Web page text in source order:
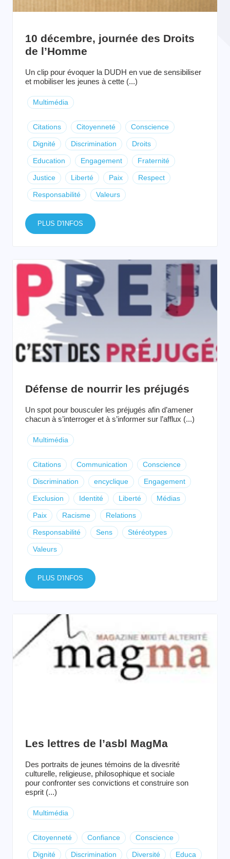
10 décembre, journée des Droits
de l’Homme
Un clip pour évoquer la DUDH en vue de sensibiliser
et mobiliser les jeunes à cette (...)
Multimédia
Citations Citoyenneté Conscience
Dignité Discrimination Droits
Education Engagement Fraternité
Justice Liberté Paix Respect
Responsabilité Valeurs
PLUS D'INFOS
Défense de nourrir les préjugés
Un spot pour bousculer les préjugés afin d’amener
chacun à s’interroger et à s’informer sur l’afflux (...)
Multimédia
Citations Communication Conscience
Discrimination encyclique Engagement
Exclusion Identité Liberté Médias
Paix Racisme Relations
Responsabilité Sens Stéréotypes
Valeurs
PLUS D'INFOS
Les lettres de l’asbl MagMa
Des portraits de jeunes témoins de la divesrité
culturelle, religieuse, philosophique et sociale
pour confronter ses convictions et construire son
esprit (...)
Multimédia
Citoyenneté Confiance Conscience
Dignité Discrimination Diversité Educa